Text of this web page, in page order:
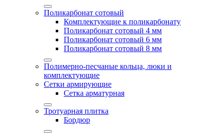
Поликарбонат сотовый
Комплектующие к поликарбонату
Поликарбонат сотовый 4 мм
Поликарбонат сотовый 6 мм
Поликарбонат сотовый 8 мм
Полимерно-песчаные кольца, люки и
комплектующие
Сетки армирующие
Сетка арматурная
Тротуарная плитка
Бордюр